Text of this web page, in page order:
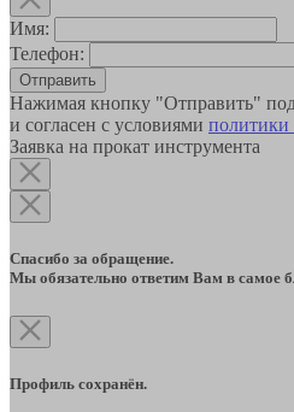
Имя:
Телефон:
Отправить
Нажимая кнопку "Отправить"
и согласен с условиями политики
Заявка на прокат инструмента
Спасибо за обращение.
Мы обязательно ответим Вам в самое
Профиль сохранён.